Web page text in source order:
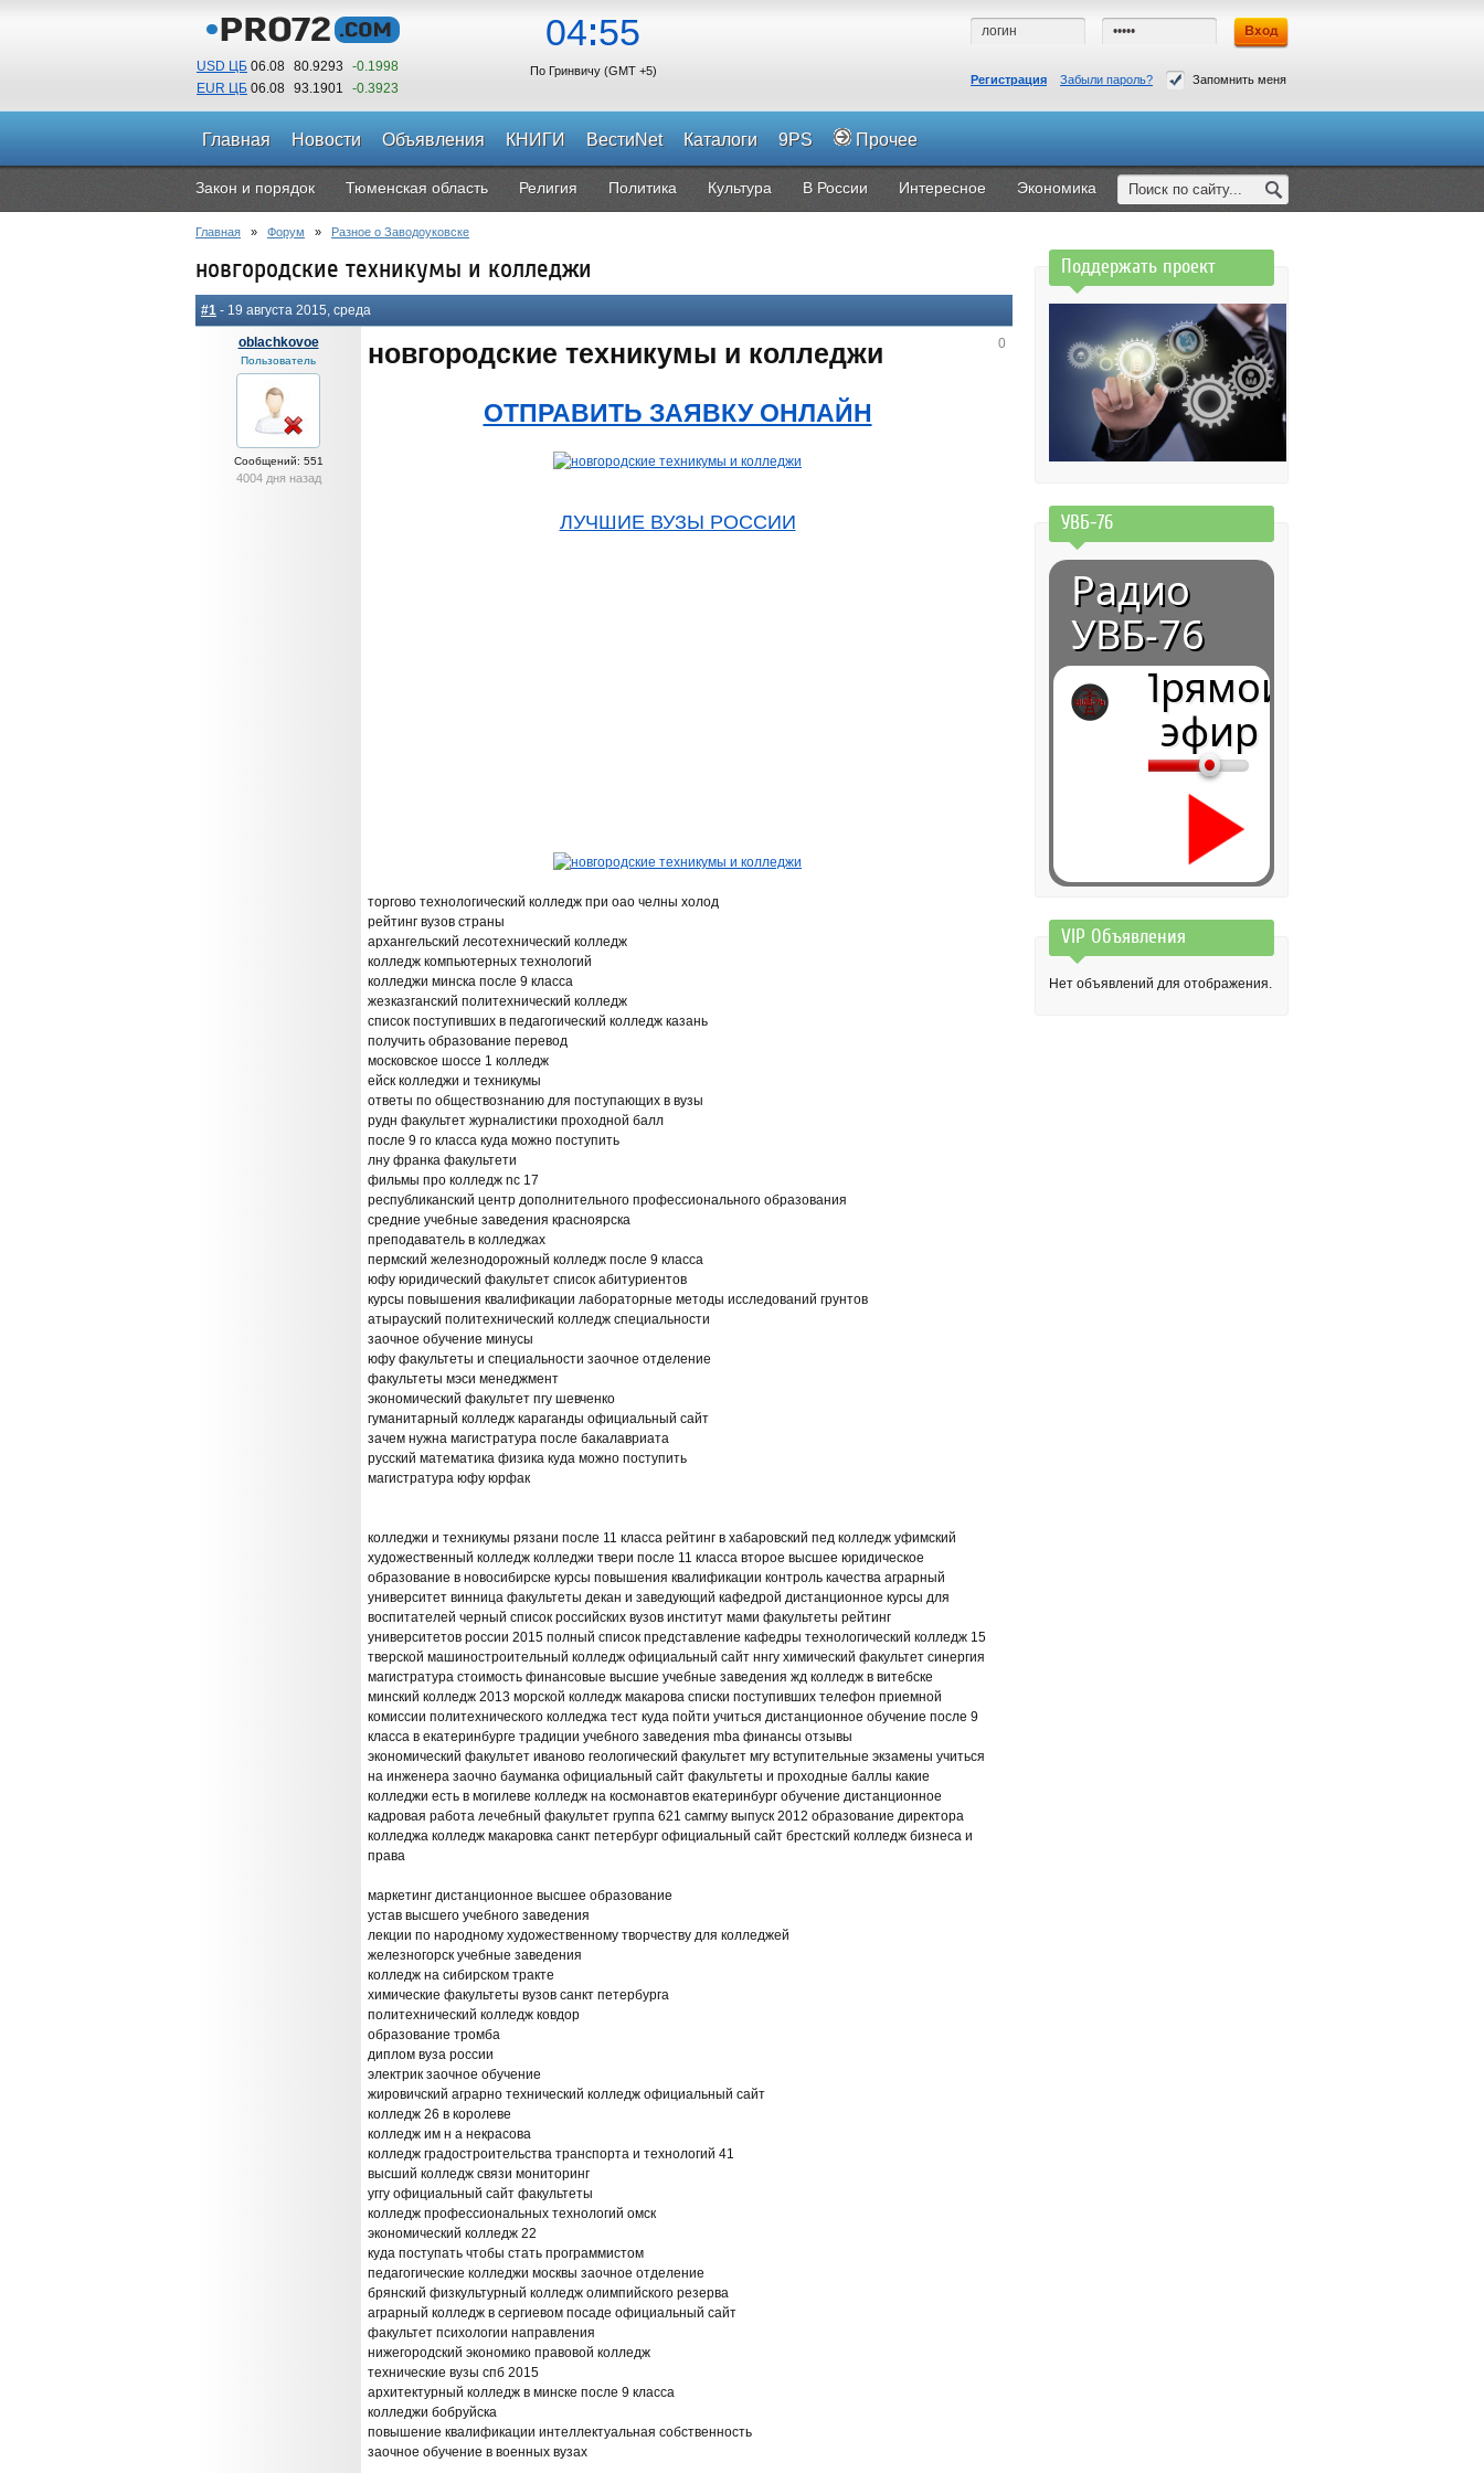
USD ЦБ 06.08 80.9293 -0.1998
EUR ЦБ 06.08 93.1901 -0.3923
04 55
По Гринвичу (GMT +5)
Регистрация Забыли пароль? Запомнить меня
Главная Новости Объявления КНИГИ ВестиNet Каталоги 9PS Прочее
Закон и порядок Тюменская область Религия Политика Культура В России Интересное Экономика
Главная » Форум » Разное о Заводоуковске
новгородские техникумы и колледжи
#1 - 19 августа 2015, среда
oblachkovoe
Пользователь
Сообщений: 551
4004 дня назад
0
новгородские техникумы и колледжи
ОТПРАВИТЬ ЗАЯВКУ ОНЛАЙН
ЛУЧШИЕ ВУЗЫ РОССИИ
торгово технологический колледж при оао челны холод
рейтинг вузов страны
архангельский лесотехнический колледж
колледж компьютерных технологий
колледжи минска после 9 класса
жезказганский политехнический колледж
список поступивших в педагогический колледж казань
получить образование перевод
московское шоссе 1 колледж
ейск колледжи и техникумы
ответы по обществознанию для поступающих в вузы
рудн факультет журналистики проходной балл
после 9 го класса куда можно поступить
лну франка факультети
фильмы про колледж nc 17
республиканский центр дополнительного профессионального образования
средние учебные заведения красноярска
преподаватель в колледжах
пермский железнодорожный колледж после 9 класса
юфу юридический факультет список абитуриентов
курсы повышения квалификации лабораторные методы исследований грунтов
атырауский политехнический колледж специальности
заочное обучение минусы
юфу факультеты и специальности заочное отделение
факультеты мэси менеджмент
экономический факультет пгу шевченко
гуманитарный колледж караганды официальный сайт
зачем нужна магистратура после бакалавриата
русский математика физика куда можно поступить
магистратура юфу юрфак
колледжи и техникумы рязани после 11 класса рейтинг в хабаровский пед колледж уфимский
художественный колледж колледжи твери после 11 класса второе высшее юридическое
образование в новосибирске курсы повышения квалификации контроль качества аграрный
университет винница факультеты декан и заведующий кафедрой дистанционное курсы для
воспитателей черный список российских вузов институт мами факультеты рейтинг
университетов россии 2015 полный список представление кафедры технологический колледж 15
тверской машиностроительный колледж официальный сайт ннгу химический факультет синергия
магистратура стоимость финансовые высшие учебные заведения жд колледж в витебске
минский колледж 2013 морской колледж макарова списки поступивших телефон приемной
комиссии политехнического колледжа тест куда пойти учиться дистанционное обучение после 9
класса в екатеринбурге традиции учебного заведения mba финансы отзывы
экономический факультет иваново геологический факультет мгу вступительные экзамены учиться
на инженера заочно бауманка официальный сайт факультеты и проходные баллы какие
колледжи есть в могилеве колледж на космонавтов екатеринбург обучение дистанционное
кадровая работа лечебный факультет группа 621 самгму выпуск 2012 образование директора
колледжа колледж макаровка санкт петербург официальный сайт брестский колледж бизнеса и
права
маркетинг дистанционное высшее образование
устав высшего учебного заведения
лекции по народному художественному творчеству для колледжей
железногорск учебные заведения
колледж на сибирском тракте
химические факультеты вузов санкт петербурга
политехнический колледж ковдор
образование тромба
диплом вуза россии
электрик заочное обучение
жировичский аграрно технический колледж официальный сайт
колледж 26 в королеве
колледж им н а некрасова
колледж градостроительства транспорта и технологий 41
высший колледж связи мониторинг
уггу официальный сайт факультеты
колледж профессиональных технологий омск
экономический колледж 22
куда поступать чтобы стать программистом
педагогические колледжи москвы заочное отделение
брянский физкультурный колледж олимпийского резерва
аграрный колледж в сергиевом посаде официальный сайт
факультет психологии направления
нижегородский экономико правовой колледж
технические вузы спб 2015
архитектурный колледж в минске после 9 класса
колледжи бобруйска
повышение квалификации интеллектуальная собственность
заочное обучение в военных вузах
Поддержать проект
УВБ-76
Радио
УВБ-76
Прямой
эфир
VIP Объявления
Нет объявлений для отображения.